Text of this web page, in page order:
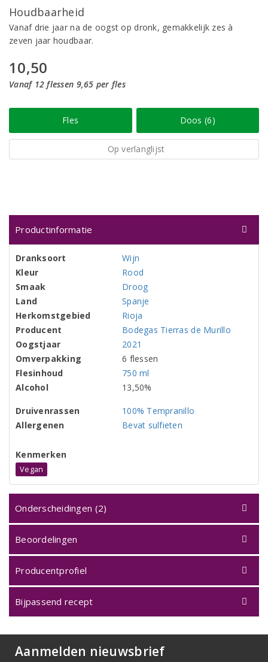
Houdbaarheid
Vanaf drie jaar na de oogst op dronk, gemakkelijk zes à
zeven jaar houdbaar.
10,50
Vanaf 12 flessen 9,65 per fles
Fles Doos (6)
Op verlanglijst
Productinformatie
Dranksoort
Wijn
Kleur
Rood
Smaak
Droog
Land
Spanje
Herkomstgebied
Rioja
Producent
Bodegas Tierras de Murillo
Oogstjaar
2021
Omverpakking
6 flessen
Flesinhoud
750 ml
Alcohol
13,50%
Druivenrassen
100% Tempranillo
Allergenen
Bevat sulfieten
Kenmerken
Vegan
Onderscheidingen (2)
Beoordelingen
Producentprofiel
Bijpassend recept
Aanmelden nieuwsbrief